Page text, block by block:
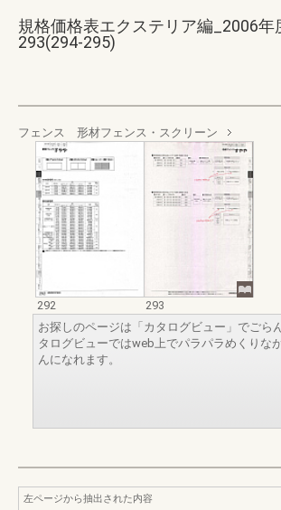
規格価格表エクステリア編_2006年
293(294-295)
フェンス 形材フェンス・スクリーン
292
293
お探しのページは「カタログビュー」でごら
タログビューではweb上でパラパラめくりな
んになれます。
左ページから抽出された内容